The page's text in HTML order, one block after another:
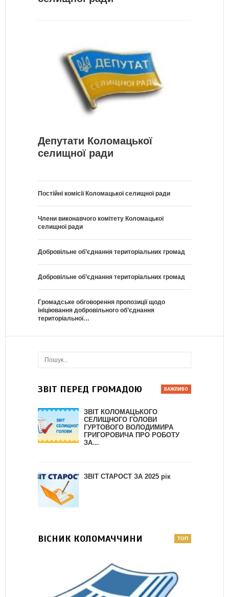
Депутати Коломацької
селищної ради
Постійні комісії Коломацької селищної ради
Члени виконавчого комітету Коломацької
селищної ради
Добровільне об’єднання територіальних громад
Добровільне об’єднання територіальних громад
Громадське обговорення пропозиції щодо
ініціювання добровільного об’єднання
територіальної…
ЗВІТ ПЕРЕД ГРОМАДОЮ
ЗВІТ КОЛОМАЦЬКОГО
СЕЛИЩНОГО ГОЛОВИ
ГУРТОВОГО ВОЛОДИМИРА
ГРИГОРОВИЧА ПРО РОБОТУ
ЗА…
ЗВІТ СТАРОСТ ЗА 2025 рік
ВІСНИК КОЛОМАЧЧИНИ